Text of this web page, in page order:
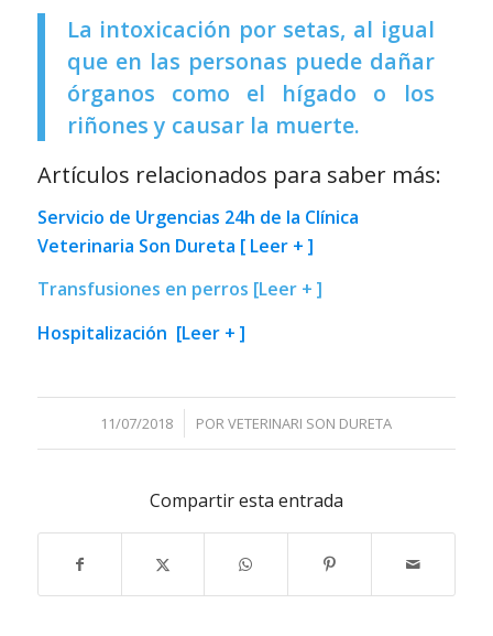
La intoxicación por setas, al igual
que en las personas puede dañar
órganos como el hígado o los
riñones y causar la muerte.
Artículos relacionados para saber más:
Servicio de Urgencias 24h de la Clínica
Veterinaria Son Dureta [ Leer + ]
Transfusiones en perros [Leer + ]
Hospitalización [Leer + ]
11/07/2018
/ PORVETERINARI SON DURETA
Compartir esta entrada